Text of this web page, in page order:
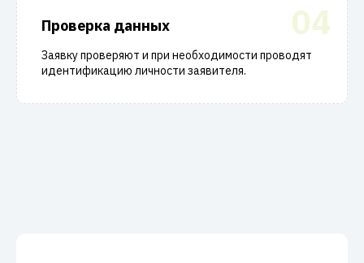
04
Проверка данных
Заявку проверяют и при необходимости проводят
идентификацию личности заявителя.